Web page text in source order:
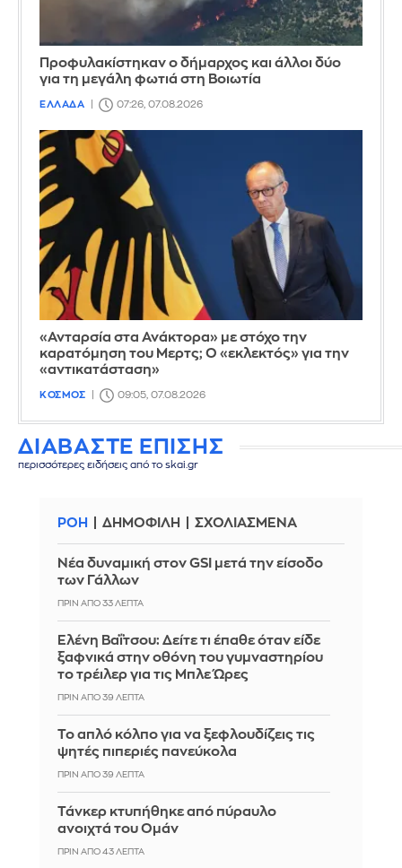
Προφυλακίστηκαν ο δήμαρχος και άλλοι δύο
για τη μεγάλη φωτιά στη Βοιωτία
ΕΛΛΑΔΑ 07:26, 07.08.2026
«Ανταρσία στα Ανάκτορα» με στόχο την
καρατόμηση του Μερτς; Ο «εκλεκτός» για την
«αντικατάσταση»
ΚΟΣΜΟΣ 09:05, 07.08.2026
ΔΙΑΒΑΣΤΕ ΕΠΙΣΗΣ
περισσότερες ειδήσεις από το skai.gr
ΡΟΗ ΔΗΜΟΦΙΛΗ ΣΧΟΛΙΑΣΜΕΝΑ
Νέα δυναμική στον GSI μετά την είσοδο
των Γάλλων
ΠΡΙΝ ΑΠΌ 33 ΛΕΠΤΆ
Ελένη Βαΐτσου: Δείτε τι έπαθε όταν είδε
ξαφνικά στην οθόνη του γυμναστηρίου
το τρέιλερ για τις Μπλε Ώρες
ΠΡΙΝ ΑΠΌ 39 ΛΕΠΤΆ
Το απλό κόλπο για να ξεφλουδίζεις τις
ψητές πιπεριές πανεύκολα
ΠΡΙΝ ΑΠΌ 39 ΛΕΠΤΆ
Τάνκερ κτυπήθηκε από πύραυλο
ανοιχτά του Ομάν
ΠΡΙΝ ΑΠΌ 43 ΛΕΠΤΆ